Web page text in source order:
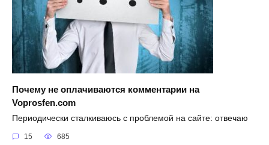
Почему не оплачиваются комментарии на
Voprosfen.com
Периодически сталкиваюсь с проблемой на сайте: отвечаю
15 685